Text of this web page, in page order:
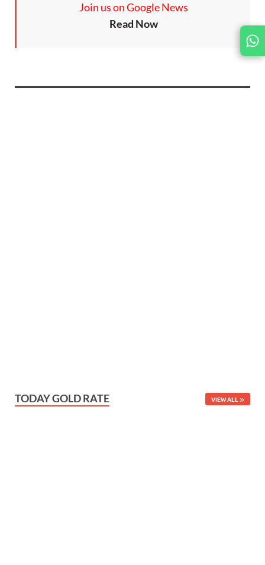
Join us on Google News
Read Now
TODAY GOLD RATE VIEW ALL